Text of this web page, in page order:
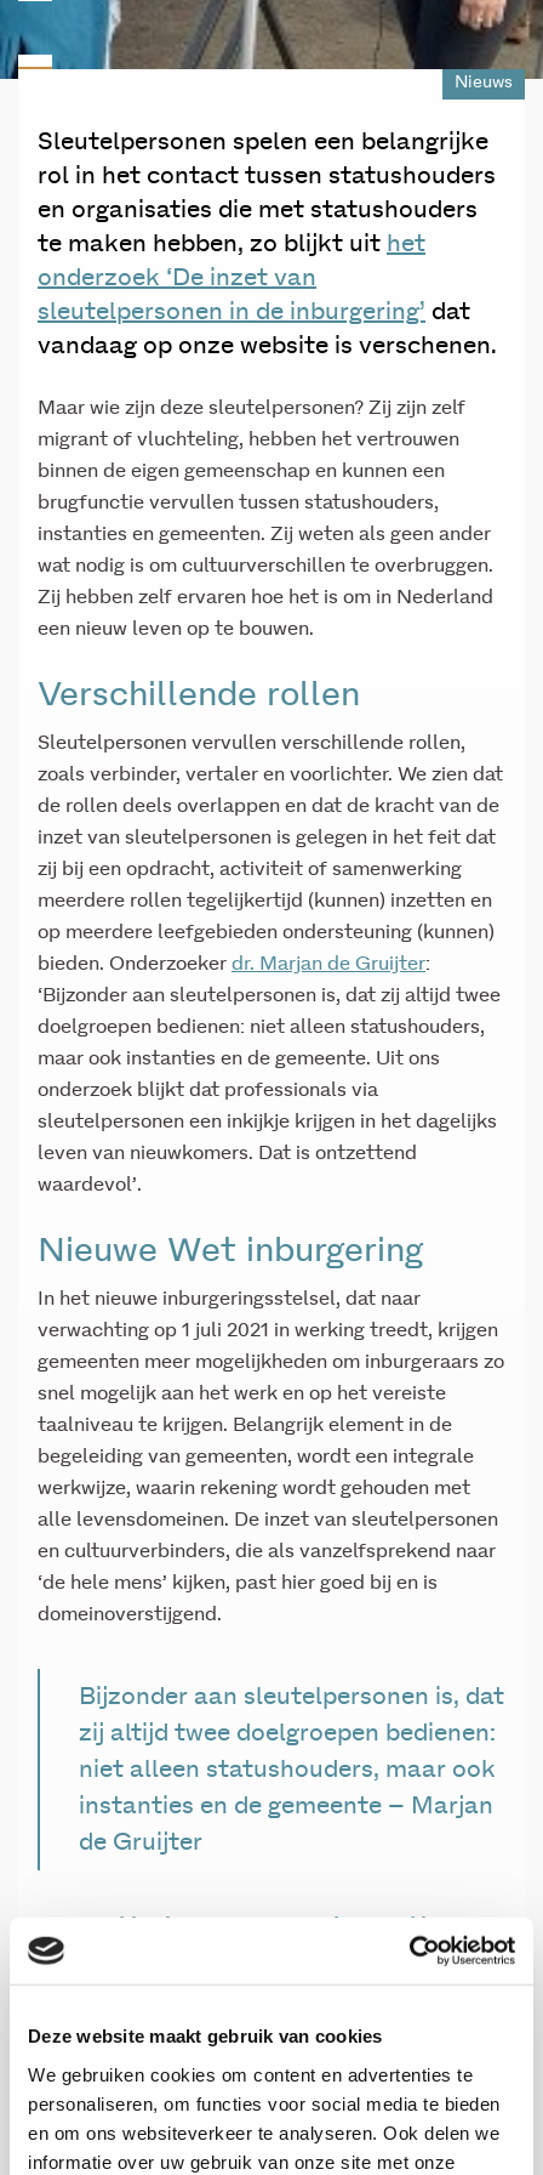
Deze website maakt gebruik van cookies
We gebruiken cookies om content en advertenties te
personaliseren, om functies voor social media te bieden
en om ons websiteverkeer te analyseren. Ook delen we
informatie over uw gebruik van onze site met onze
Nieuws
Sleutelpersonen spelen een belangrijke
rol in het contact tussen statushouders
en organisaties die met statushouders
te maken hebben, zo blijkt uit het
onderzoek ‘De inzet van
sleutelpersonen in de inburgering’ dat
vandaag op onze website is verschenen.
Maar wie zijn deze sleutelpersonen? Zij zijn zelf
migrant of vluchteling, hebben het vertrouwen
binnen de eigen gemeenschap en kunnen een
brugfunctie vervullen tussen statushouders,
instanties en gemeenten. Zij weten als geen ander
wat nodig is om cultuurverschillen te overbruggen.
Zij hebben zelf ervaren hoe het is om in Nederland
een nieuw leven op te bouwen.
Verschillende rollen
Sleutelpersonen vervullen verschillende rollen,
zoals verbinder, vertaler en voorlichter. We zien dat
de rollen deels overlappen en dat de kracht van de
inzet van sleutelpersonen is gelegen in het feit dat
zij bij een opdracht, activiteit of samenwerking
meerdere rollen tegelijkertijd (kunnen) inzetten en
op meerdere leefgebieden ondersteuning (kunnen)
bieden. Onderzoeker dr. Marjan de Gruijter:
‘Bijzonder aan sleutelpersonen is, dat zij altijd twee
doelgroepen bedienen: niet alleen statushouders,
maar ook instanties en de gemeente. Uit ons
onderzoek blijkt dat professionals via
sleutelpersonen een inkijkje krijgen in het dagelijks
leven van nieuwkomers. Dat is ontzettend
waardevol’.
Nieuwe Wet inburgering
In het nieuwe inburgeringsstelsel, dat naar
verwachting op 1 juli 2021 in werking treedt, krijgen
gemeenten meer mogelijkheden om inburgeraars zo
snel mogelijk aan het werk en op het vereiste
taalniveau te krijgen. Belangrijk element in de
begeleiding van gemeenten, wordt een integrale
werkwijze, waarin rekening wordt gehouden met
alle levensdomeinen. De inzet van sleutelpersonen
en cultuurverbinders, die als vanzelfsprekend naar
‘de hele mens’ kijken, past hier goed bij en is
domeinoverstijgend.
Bijzonder aan sleutelpersonen is, dat
zij altijd twee doelgroepen bedienen:
niet alleen statushouders, maar ook
instanties en de gemeente – Marjan
de Gruijter
Resultaten en aanbevelingen
bereikt die de Nederlandse taal niet goed machtig
zijn, of om allerlei redenen op afstand, afwachtend
of argwanend staan ten opzichte van instituties.
Het (breder) inzetten van sleutelpersonen in de
inburgering kan daarmee leiden tot een meer